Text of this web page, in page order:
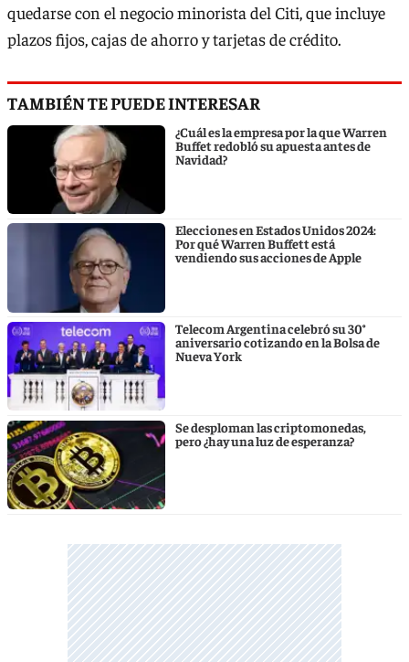
quedarse con el negocio minorista del Citi, que incluye
plazos fijos, cajas de ahorro y tarjetas de crédito.
TAMBIÉN TE PUEDE INTERESAR
¿Cuál es la empresa por la que Warren
Buffet redobló su apuesta antes de
Navidad?
Elecciones en Estados Unidos 2024:
Por qué Warren Buffett está
vendiendo sus acciones de Apple
Telecom Argentina celebró su 30°
aniversario cotizando en la Bolsa de
Nueva York
Se desploman las criptomonedas,
pero ¿hay una luz de esperanza?